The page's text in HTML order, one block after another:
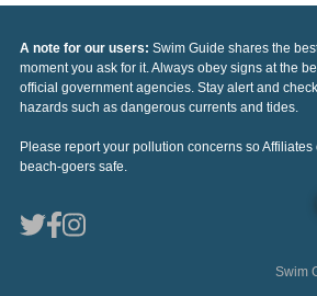
A note for our users: Swim Guide shares the
moment you ask for it. Always obey signs at the
official government agencies. Stay alert and
hazards such as dangerous currents and tides.
Please report your pollution concerns so
beach-goers safe.
Swim